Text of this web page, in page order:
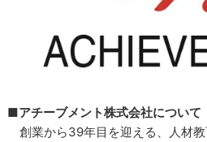
■アチーブメント株式会社について
創業から39年目を迎える、人材教